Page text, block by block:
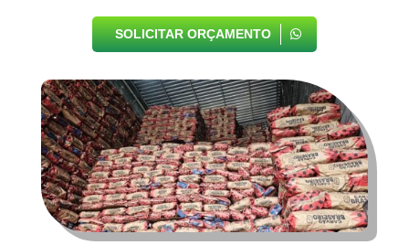
SOLICITAR ORÇAMENTO